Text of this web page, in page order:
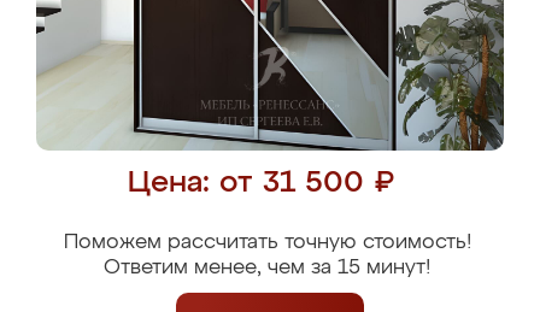
Цена: от 31 500 ₽
Поможем рассчитать точную стоимость!
Ответим менее, чем за 15 минут!